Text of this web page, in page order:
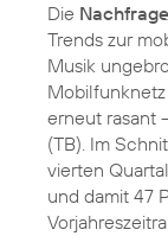
Die
Trends zur
Musik
erneut rasant
(TB). Im
vierten
und damit 47